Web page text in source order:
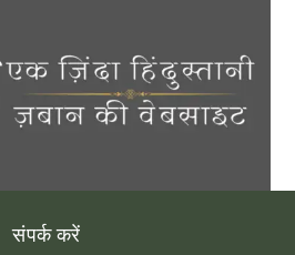
संपर्क करें